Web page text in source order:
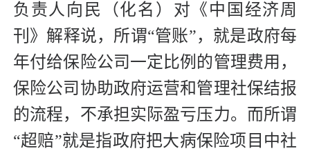
负责人向民（化名）对《中国经济周
刊》解释说，所谓“管账”，就是政府每
年付给保险公司一定比例的管理费用，
保险公司协助政府运营和管理社保结报
的流程，不承担实际盈亏压力。而所谓
“超赔”就是指政府把大病保险项目中社